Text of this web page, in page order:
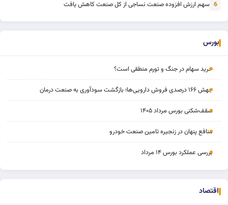
6 سهم ارزش افزوده صنعت نساجی از کل صنعت کاهش یافت
بورس
خرید سهام در جنگ و تورم منطقی است؟
جهش ۱۶۶ درصدی فروش دارویی‌ها؛ بازگشت سودآوری به صنعت درمان
سقف‌شکنی بورس مرداد ۱۴۰۵
منافع پنهان در زنجیره تامین صنعت خودرو
بررسی عملکرد بورس ۱۴ مرداد
اقتصاد